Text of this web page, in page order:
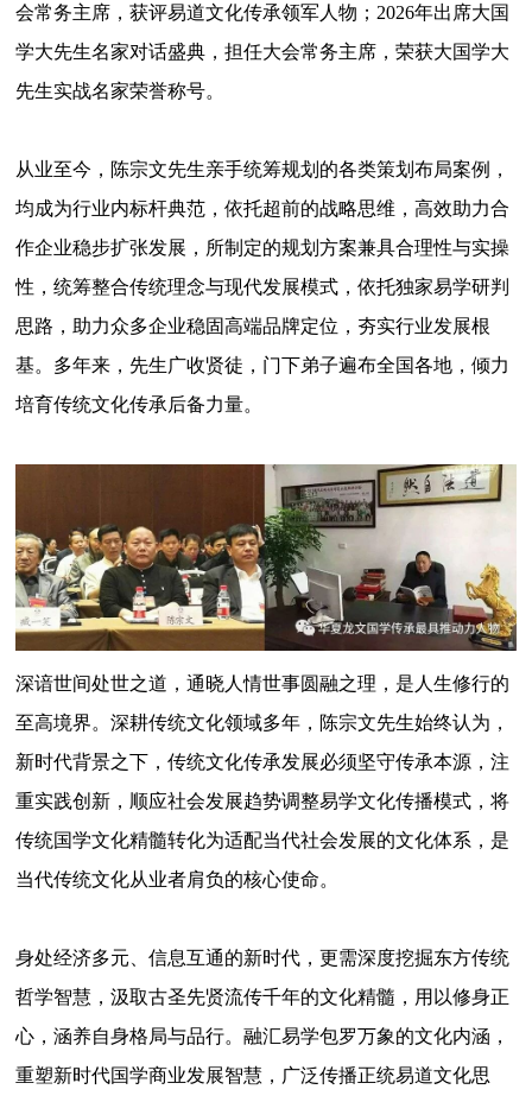
会常务主席，获评易道文化传承领军人物；2026年出席大国
学大先生名家对话盛典，担任大会常务主席，荣获大国学大
先生实战名家荣誉称号。
从业至今，陈宗文先生亲手统筹规划的各类策划布局案例，
均成为行业内标杆典范，依托超前的战略思维，高效助力合
作企业稳步扩张发展，所制定的规划方案兼具合理性与实操
性，统筹整合传统理念与现代发展模式，依托独家易学研判
思路，助力众多企业稳固高端品牌定位，夯实行业发展根
基。多年来，先生广收贤徒，门下弟子遍布全国各地，倾力
培育传统文化传承后备力量。
深谙世间处世之道，通晓人情世事圆融之理，是人生修行的
至高境界。深耕传统文化领域多年，陈宗文先生始终认为，
新时代背景之下，传统文化传承发展必须坚守传承本源，注
重实践创新，顺应社会发展趋势调整易学文化传播模式，将
传统国学文化精髓转化为适配当代社会发展的文化体系，是
当代传统文化从业者肩负的核心使命。
身处经济多元、信息互通的新时代，更需深度挖掘东方传统
哲学智慧，汲取古圣先贤流传千年的文化精髓，用以修身正
心，涵养自身格局与品行。融汇易学包罗万象的文化内涵，
重塑新时代国学商业发展智慧，广泛传播正统易道文化思